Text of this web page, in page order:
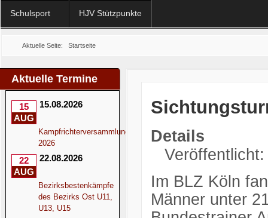
Schulsport HJV Stützpunkte
Aktuelle Seite: Startseite
Aktuelle Termine
15
AUG
15.08.2026
Kampfrichterversammlung
2026
22
AUG
22.08.2026
Bezirksbestenkämpfe
des Bezirks Ost U11,
U13, U15
Details
Im BLZ Köln
Männer unter